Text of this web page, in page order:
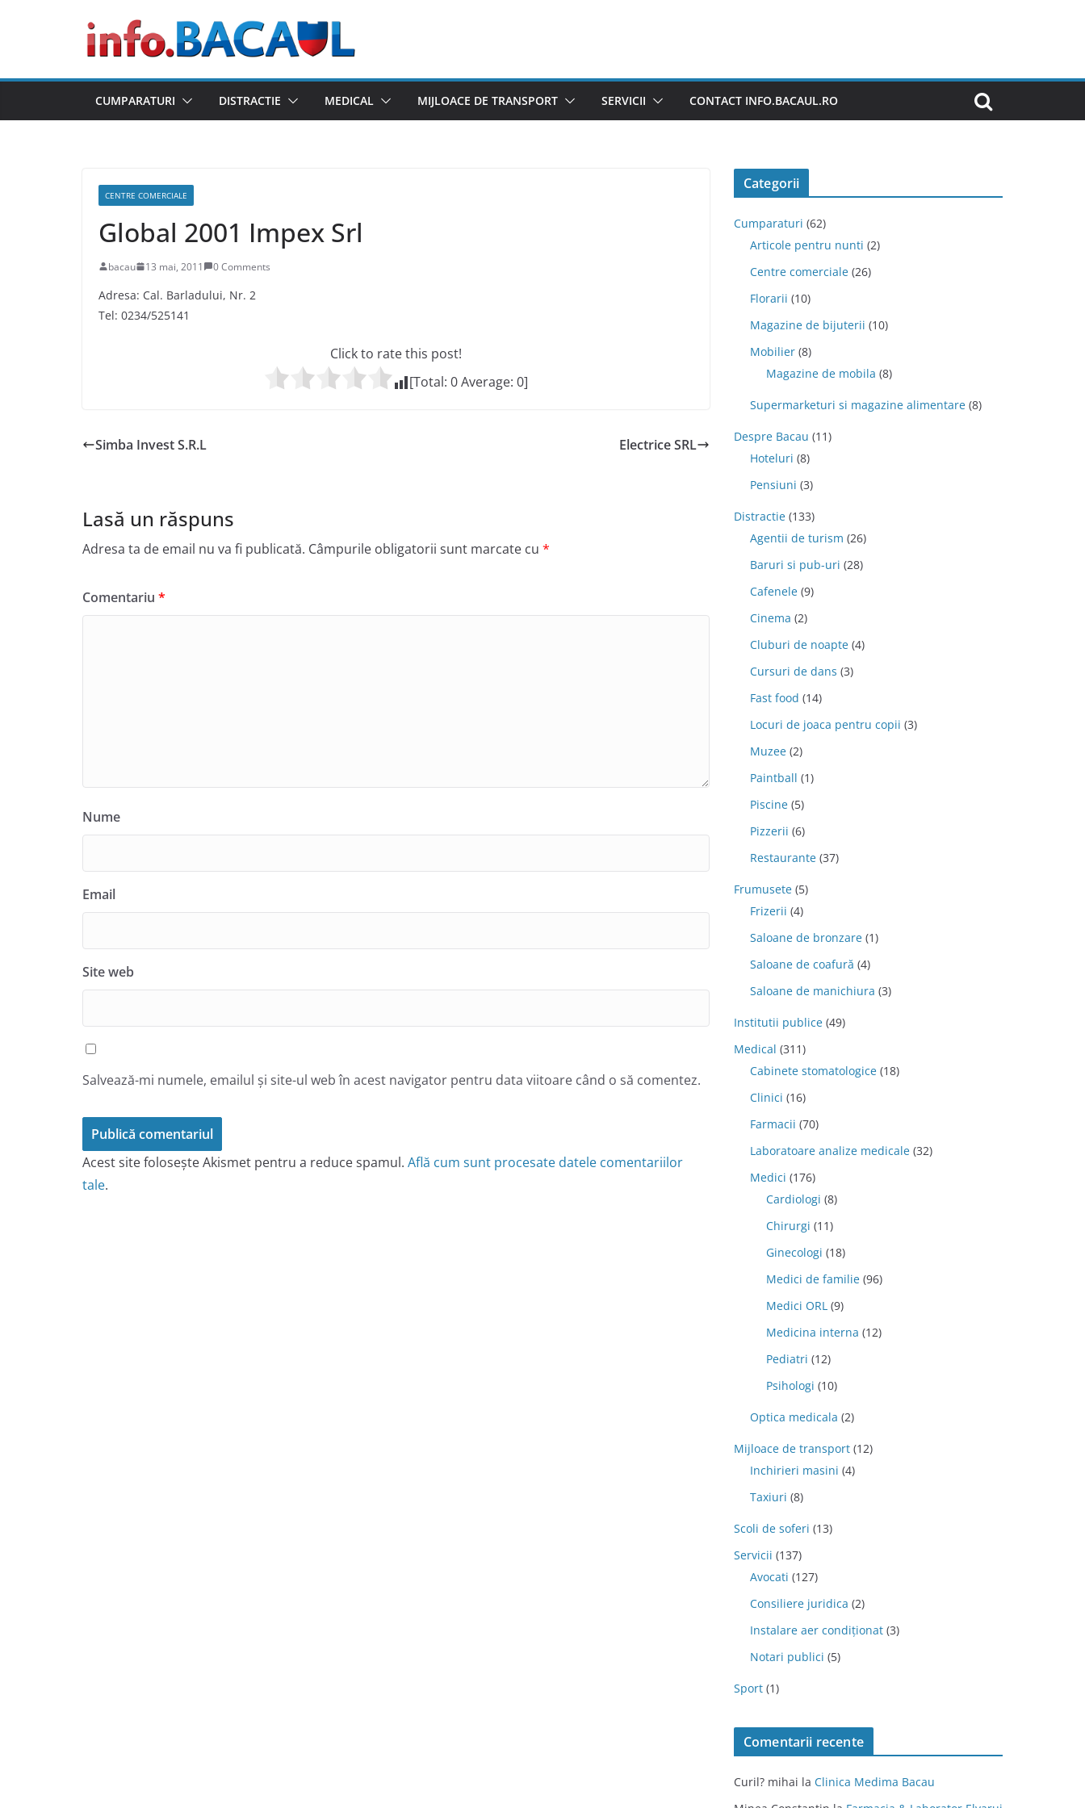
CUMPARATURI DISTRACTIE MEDICAL MIJLOACE DE TRANSPORT SERVICII CONTACT INFO.BACAUL.RO
CENTRE COMERCIALE
Global 2001 Impex Srl
bacau 13 mai, 2011 0 Comments
Adresa: Cal. Barladului, Nr. 2
Tel: 0234/525141
Click to rate this post!
[Total: 0Average: 0]
Simba Invest S.R.L Electrice SRL
Lasă un răspuns
Adresa ta de email nu va fi publicată. Câmpurile obligatorii sunt marcate cu *
Comentariu *
Nume
Email
Site web
Salvează-mi numele, emailul și site-ul web în acest navigator pentru data viitoare când o să comentez.
Acest site folosește Akismet pentru a reduce spamul. Află cum sunt procesate datele comentariilor
tale.
Categorii
Cumparaturi (62)
Articole pentru nunti (2)
Centre comerciale (26)
Florarii (10)
Magazine de bijuterii (10)
Mobilier (8)
Magazine de mobila (8)
Supermarketuri si magazine alimentare (8)
Despre Bacau (11)
Hoteluri (8)
Pensiuni (3)
Distractie (133)
Agentii de turism (26)
Baruri si pub-uri (28)
Cafenele (9)
Cinema (2)
Cluburi de noapte (4)
Cursuri de dans (3)
Fast food (14)
Locuri de joaca pentru copii (3)
Muzee (2)
Paintball (1)
Piscine (5)
Pizzerii (6)
Restaurante (37)
Frumusete (5)
Frizerii (4)
Saloane de bronzare (1)
Saloane de coafură (4)
Saloane de manichiura (3)
Institutii publice (49)
Medical (311)
Cabinete stomatologice (18)
Clinici (16)
Farmacii (70)
Laboratoare analize medicale (32)
Medici (176)
Cardiologi (8)
Chirurgi (11)
Ginecologi (18)
Medici de familie (96)
Medici ORL (9)
Medicina interna (12)
Pediatri (12)
Psihologi (10)
Optica medicala (2)
Mijloace de transport (12)
Inchirieri masini (4)
Taxiuri (8)
Scoli de soferi (13)
Servicii (137)
Avocati (127)
Consiliere juridica (2)
Instalare aer condiționat (3)
Notari publici (5)
Sport (1)
Comentarii recente
Curil? mihai la Clinica Medima Bacau